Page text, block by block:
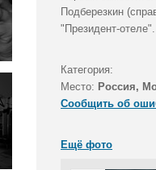
Подберезкин
"Президент-отеле".
Категория:
Место: Россия,
Сообщить об
Ещё фото